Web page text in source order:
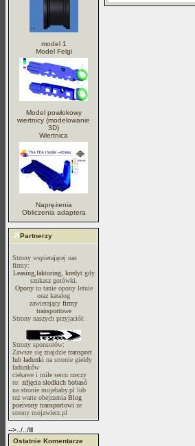
model 1
Model Felgi
Model powłokowy
wiertnicy (modelowanie
3D)
Wiertnica
Naprężenia
Obliczenia adaptera
Partnerzy
Strony wspierającej nas
firmy:
Leasing,faktoring, kredytgdy
szukasz gotówki.
Oponyto tanie opony letnie
oraz katalog
zawierający firmy
transportowe
Strony naszych przyjaciół:
Strony sponsorów:
Zawsze się znajdzie transport
lub ładunki na stronie giełdy
ładunków
ciekawe i miłe sercu rzeczy
to: zdjęcia słodkich bobasó
na stronie mojebaby.pl lub
też warte obejrzenia Blog
poeivony transportowi ze
strony mojzwierz.pl
-->../../lll
Ostatnie Komentarze